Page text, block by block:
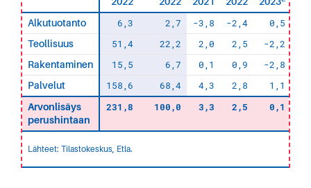
Alkutuotanto 6,3 2,7 -3,8 -2,4 0,5
Teollisuus 51,4 22,2 2,0 2,5 -2,2
Rakentaminen 15,5 6,7 0,1 0,9 -2,8
Palvelut 158,6 68,4 4,3 2,8 1,1
Arvonlisäys
perushintaan
231,8 100,0 3,3 2,5 0,1
Lähteet: Tilastokeskus, Etla.